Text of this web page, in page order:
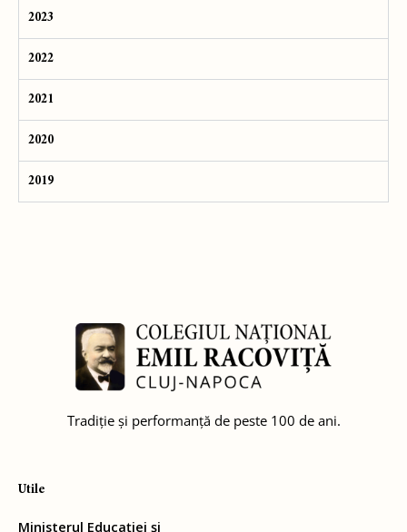
2023
2022
2021
2020
2019
Tradiție și performanță de peste 100 de ani.
Utile
Ministerul Educației și